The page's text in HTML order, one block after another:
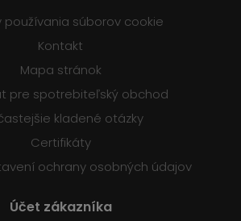
používania súborov cookie
Kontakt
Mapa stránok
pre spotrebiteľský obchod
kladené otázky
Certifikáty
ochrany osobných údajov
Účet zákazníka